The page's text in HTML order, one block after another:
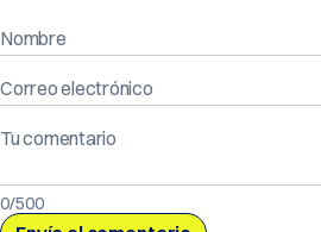
Nombre
Correo electrónico
Tu comentario
0/500